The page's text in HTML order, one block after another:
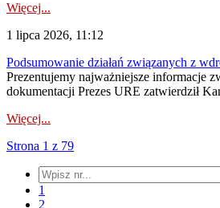
Więcej...
1 lipca 2026, 11:12
Podsumowanie działań związanych z
Prezentujemy najważniejsze informacje
dokumentacji Prezes URE zatwierdził
Więcej...
Strona 1 z 79
1
2